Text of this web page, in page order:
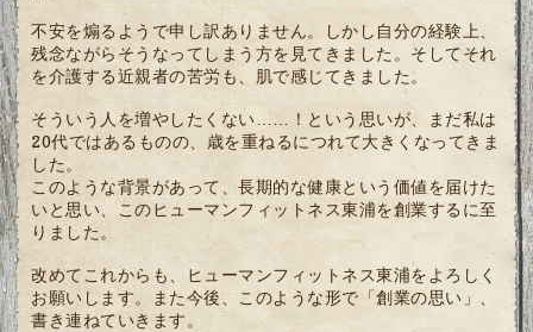
不安を煽るようで申し訳ありません。しかし自分の経験上、
残念ながらそうなってしまう方を見てきました。そしてそれ
を介護する近親者の苦労も、肌で感じてきました。
そういう人を増やしたくない……！という思いが、まだ私は
20代ではあるものの、歳を重ねるにつれて大きくなってきま
した。
このような背景があって、長期的な健康という価値を届けた
いと思い、このヒューマンフィットネス東浦を創業するに至
りました。
改めてこれからも、ヒューマンフィットネス東浦をよろしく
お願いします。また今後、このような形で「創業の思い」、
書き連ねていきます。